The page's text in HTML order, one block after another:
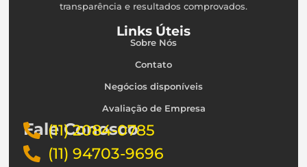
transparência e resultados comprovados.
Links Úteis
Sobre Nós
Contato
Negócios disponíveis
Avaliação de Empresa
Fale Conosco
(11) 2084-0785
(11) 94703-9696